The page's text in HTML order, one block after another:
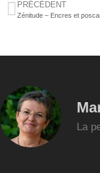
PRÉCÉDENT
Zénitude – Encres et
La